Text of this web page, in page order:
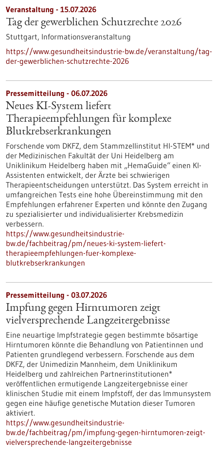
Veranstaltung - 15.07.2026
Tag der gewerblichen Schutzrechte 2026
Stuttgart, Informationsveranstaltung
https://www.gesundheitsindustrie-bw.de/veranstaltung/tag-
der-gewerblichen-schutzrechte-2026
Pressemitteilung - 06.07.2026
Neues KI-System liefert
Therapieempfehlungen für komplexe
Blutkrebserkrankungen
Forschende vom DKFZ, dem Stammzellinstitut HI-STEM* und
der Medizinischen Fakultät der Uni Heidelberg am
Uniklinikum Heidelberg haben mit „HemaGuide“ einen KI-
Assistenten entwickelt, der Ärzte bei schwierigen
Therapieentscheidungen unterstützt. Das System erreicht in
umfangreichen Tests eine hohe Übereinstimmung mit den
Empfehlungen erfahrener Experten und könnte den Zugang
zu spezialisierter und individualisierter Krebsmedizin
verbessern.
https://www.gesundheitsindustrie-
bw.de/fachbeitrag/pm/neues-ki-system-liefert-
therapieempfehlungen-fuer-komplexe-
blutkrebserkrankungen
Pressemitteilung - 03.07.2026
Impfung gegen Hirntumoren zeigt
vielversprechende Langzeitergebnisse
Eine neuartige Impfstrategie gegen bestimmte bösartige
Hirntumoren könnte die Behandlung von Patientinnen und
Patienten grundlegend verbessern. Forschende aus dem
DKFZ, der Unimedizin Mannheim, dem Uniklinikum
Heidelberg und zahlreichen Partnerinstitutionen*
veröffentlichen ermutigende Langzeitergebnisse einer
klinischen Studie mit einem Impfstoff, der das Immunsystem
gegen eine häufige genetische Mutation dieser Tumoren
aktiviert.
https://www.gesundheitsindustrie-
bw.de/fachbeitrag/pm/impfung-gegen-hirntumoren-zeigt-
vielversprechende-langzeitergebnisse